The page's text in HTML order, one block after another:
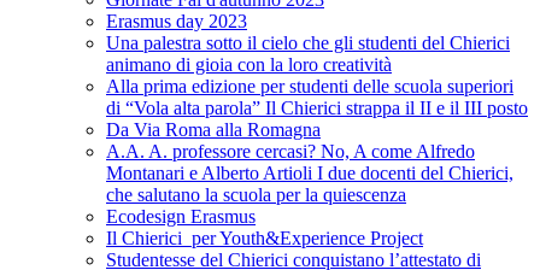
Erasmus day 2023
Una palestra sotto il cielo che gli studenti del Chierici
animano di gioia con la loro creatività
Alla prima edizione per studenti delle scuola superiori
di “Vola alta parola” Il Chierici strappa il II e il III posto
Da Via Roma alla Romagna
A.A. A. professore cercasi? No, A come Alfredo
Montanari e Alberto Artioli I due docenti del Chierici,
che salutano la scuola per la quiescenza
Ecodesign Erasmus
Il Chierici per Youth&Experience Project
Studentesse del Chierici conquistano l’attestato di